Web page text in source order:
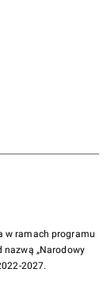
w ramach programu
nazwą „Narodowy
2027.